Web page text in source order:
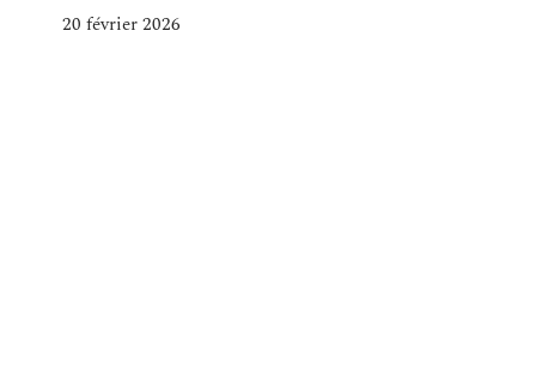
20 février 2026